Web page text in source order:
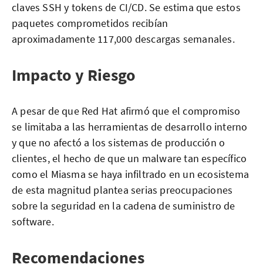
claves SSH y tokens de CI/CD. Se estima que estos
paquetes comprometidos recibían
aproximadamente 117,000 descargas semanales.
Impacto y Riesgo
A pesar de que Red Hat afirmó que el compromiso
se limitaba a las herramientas de desarrollo interno
y que no afectó a los sistemas de producción o
clientes, el hecho de que un malware tan específico
como el Miasma se haya infiltrado en un ecosistema
de esta magnitud plantea serias preocupaciones
sobre la seguridad en la cadena de suministro de
software.
Recomendaciones